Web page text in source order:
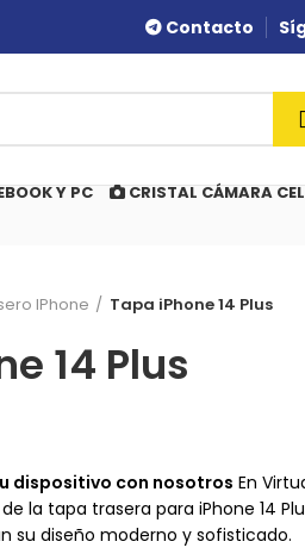
Contacto
Y PC CRISTAL CÁMARA
IPhone Tapa iPhone 14 Plus
14 Plus
dispositivo con nosotros En
la tapa trasera para iPhone 14
su diseño moderno y sofisticado.